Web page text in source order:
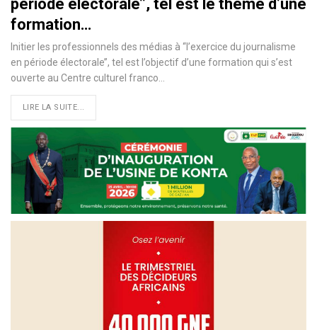
période électorale’’, tel est le thème d’une
formation…
Initier les professionnels des médias à ‘‘l’exercice du journalisme
en période électorale’’, tel est l’objectif d’une formation qui s’est
ouverte au Centre culturel franco
LIRE LA SUITE...